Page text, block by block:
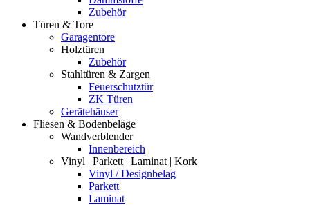
Zubehör
Türen & Tore
Garagentore
Holztüren
Zubehör
Stahltüren & Zargen
Feuerschutztür
ZK Türen
Gerätehäuser
Fliesen & Bodenbeläge
Wandverblender
Innenbereich
Vinyl | Parkett | Laminat | Kork
Vinyl / Designbelag
Parkett
Laminat